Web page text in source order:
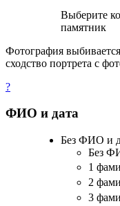
Выберите
памятник
Фотография
сходство портрета с
?
ФИО и дата
Без ФИО и
Без
1
2
3